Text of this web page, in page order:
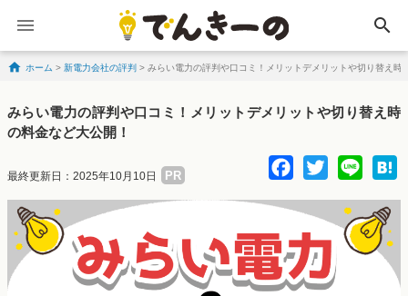
search
Skip to content
ホーム > 新電力会社の評判 > みらい電力の評判や口コミ！メリットデメリットや切り替え時
みらい電力の評判や口コミ！メリットデメリットや切り替え時
の料金など大公開！
最終更新日：2025年10月10日 PR